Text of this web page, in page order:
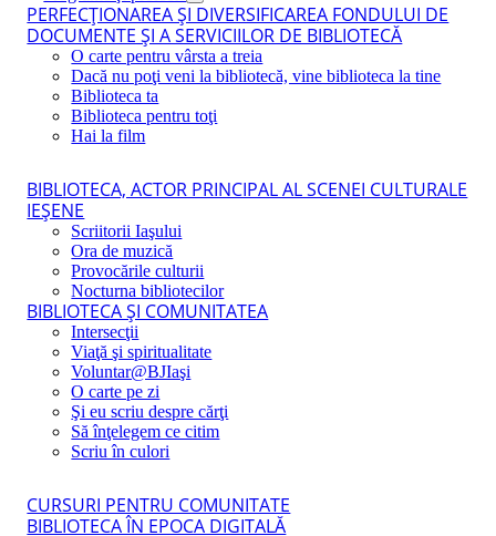
PERFECŢIONAREA ŞI DIVERSIFICAREA FONDULUI DE
DOCUMENTE ŞI A SERVICIILOR DE BIBLIOTECĂ
O carte pentru vârsta a treia
Dacă nu poţi veni la bibliotecă, vine biblioteca la tine
Biblioteca ta
Biblioteca pentru toţi
Hai la film
BIBLIOTECA, ACTOR PRINCIPAL AL SCENEI CULTURALE
IEŞENE
Scriitorii Iaşului
Ora de muzică
Provocările culturii
Nocturna bibliotecilor
BIBLIOTECA ŞI COMUNITATEA
Intersecţii
Viaţă şi spiritualitate
Voluntar@BJIaşi
O carte pe zi
Şi eu scriu despre cărţi
Să înţelegem ce citim
Scriu în culori
CURSURI PENTRU COMUNITATE
BIBLIOTECA ÎN EPOCA DIGITALĂ